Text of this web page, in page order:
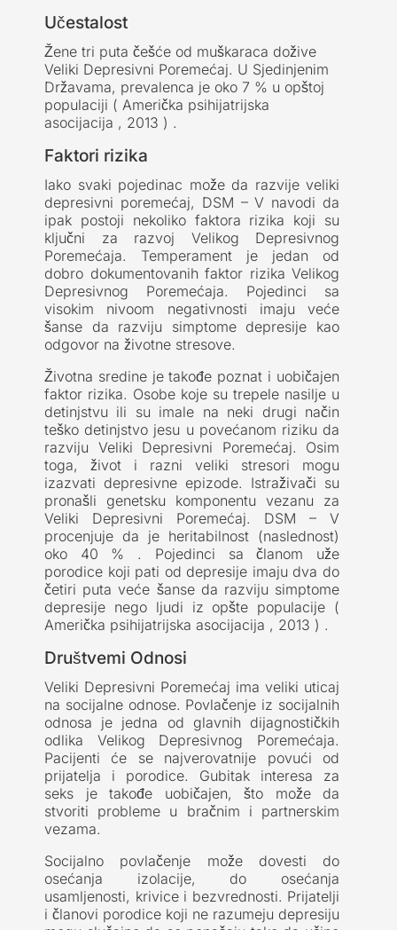
Učestalost
Žene tri puta češće od muškaraca dožive
Veliki Depresivni Poremećaj. U Sjedinjenim
Državama, prevalenca je oko 7 % u opštoj
populaciji ( Američka psihijatrijska
asocijacija , 2013 ) .
Faktori rizika
Iako svaki pojedinac može da razvije veliki
depresivni poremećaj, DSM – V navodi da
ipak postoji nekoliko faktora rizika koji su
ključni za razvoj Velikog Depresivnog
Poremećaja. Temperament je jedan od
dobro dokumentovanih faktor rizika Velikog
Depresivnog Poremećaja. Pojedinci sa
visokim nivoom negativnosti imaju veće
šanse da razviju simptome depresije kao
odgovor na životne stresove.
Životna sredine je takođe poznat i uobičajen
faktor rizika. Osobe koje su trepele nasilje u
detinjstvu ili su imale na neki drugi način
teško detinjstvo jesu u povećanom riziku da
razviju Veliki Depresivni Poremećaj. Osim
toga, život i razni veliki stresori mogu
izazvati depresivne epizode. Istraživači su
pronašli genetsku komponentu vezanu za
Veliki Depresivni Poremećaj. DSM – V
procenjuje da je heritabilnost (naslednost)
oko 40 % . Pojedinci sa članom uže
porodice koji pati od depresije imaju dva do
četiri puta veće šanse da razviju simptome
depresije nego ljudi iz opšte populacije (
Američka psihijatrijska asocijacija , 2013 ) .
Društvemi Odnosi
Veliki Depresivni Poremećaj ima veliki uticaj
na socijalne odnose. Povlačenje iz socijalnih
odnosa je jedna od glavnih dijagnostičkih
odlika Velikog Depresivnog Poremećaja.
Pacijenti će se najverovatnije povući od
prijatelja i porodice. Gubitak interesa za
seks je takođe uobičajen, što može da
stvoriti probleme u bračnim i partnerskim
vezama.
Socijalno povlačenje može dovesti do
osećanja izolacije, do osećanja
usamljenosti, krivice i bezvrednosti. Prijatelji
i članovi porodice koji ne razumeju depresiju